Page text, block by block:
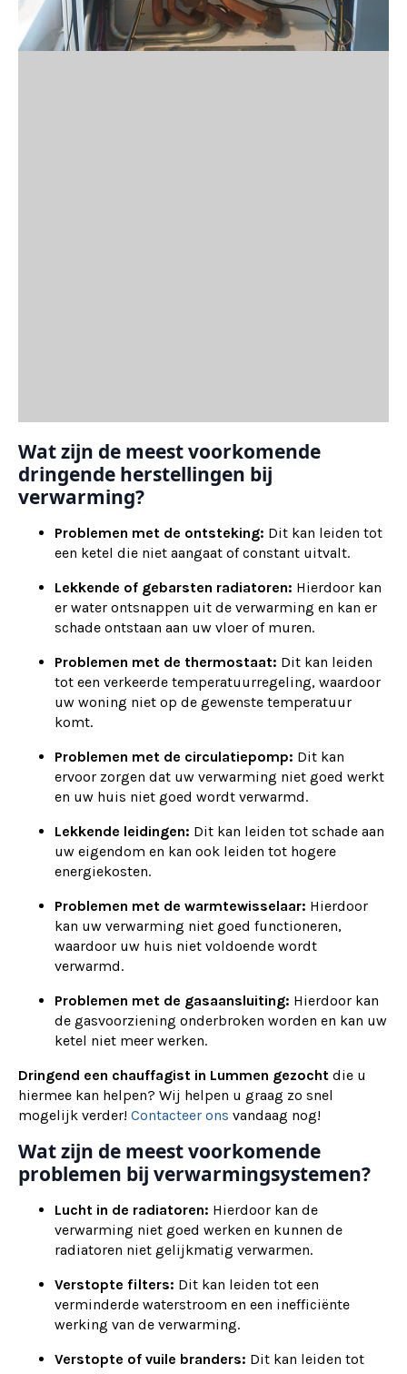
Wat zijn de meest voorkomende
dringende herstellingen bij
verwarming?
Problemen met de ontsteking: Dit kan leiden tot
een ketel die niet aangaat of constant uitvalt.
Lekkende of gebarsten radiatoren: Hierdoor kan
er water ontsnappen uit de verwarming en kan er
schade ontstaan aan uw vloer of muren.
Problemen met de thermostaat: Dit kan leiden
tot een verkeerde temperatuurregeling, waardoor
uw woning niet op de gewenste temperatuur
komt.
Problemen met de circulatiepomp: Dit kan
ervoor zorgen dat uw verwarming niet goed werkt
en uw huis niet goed wordt verwarmd.
Lekkende leidingen: Dit kan leiden tot schade aan
uw eigendom en kan ook leiden tot hogere
energiekosten.
Problemen met de warmtewisselaar: Hierdoor
kan uw verwarming niet goed functioneren,
waardoor uw huis niet voldoende wordt
verwarmd.
Problemen met de gasaansluiting: Hierdoor kan
de gasvoorziening onderbroken worden en kan uw
ketel niet meer werken.
Dringend een chauffagist in Lummen gezocht die u
hiermee kan helpen? Wij helpen u graag zo snel
mogelijk verder! Contacteer ons vandaag nog!
Wat zijn de meest voorkomende
problemen bij verwarmingsystemen?
Lucht in de radiatoren: Hierdoor kan de
verwarming niet goed werken en kunnen de
radiatoren niet gelijkmatig verwarmen.
Verstopte filters: Dit kan leiden tot een
verminderde waterstroom en een inefficiënte
werking van de verwarming.
Verstopte of vuile branders: Dit kan leiden tot